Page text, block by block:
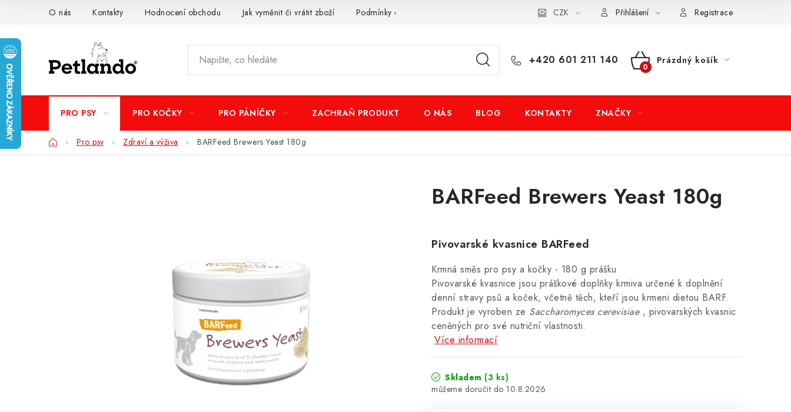
O nás Kontakty Hodnocení obchodu Jak vyměnit či vrátit zboží Podmínky ochrany osobních údajů Obchodní podmínky Doprava a platba Moje objednávka
CZK Přihlášení Registrace
+420 601 211 140
NÁKUPNÍ
Prázdný košík
PRO PSY PRO KOČKY PRO PÁNÍČKY ZACHRAŇ PRODUKT O NÁS BLOG KONTAKTY ZNAČKY
DomůPro psy Zdraví a výživa BARFeed Brewers Yeast 180g
BARFeed Brewers Yeast 180g
Pivovarské kvasnice BARFeed
Krmná směs pro psy a kočky - 180 g prášku
Pivovarské kvasnice jsou práškové doplňky krmiva určené k doplnění
denní stravy psů a koček, včetně těch, kteří jsou krmeni dietou BARF.
Produkt je vyroben ze Saccharomyces cerevisiae , pivovarských kvasnic
ceněných pro své nutriční vlastnosti.
Více informací
Skladem (3 ks)
10.8.2026